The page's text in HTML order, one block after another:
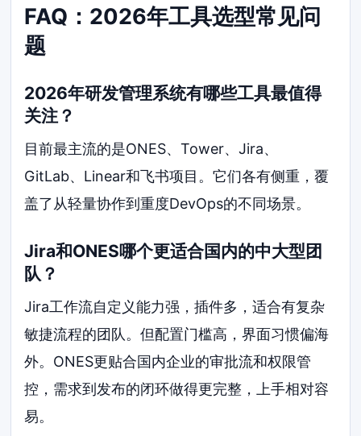
FAQ：2026年工具选型常见问
题
2026年研发管理系统有哪些工具最值得
关注？
目前最主流的是ONES、Tower、Jira、
GitLab、Linear和飞书项目。它们各有侧重，覆
盖了从轻量协作到重度DevOps的不同场景。
Jira和ONES哪个更适合国内的中大型团
队？
Jira工作流自定义能力强，插件多，适合有复杂
敏捷流程的团队。但配置门槛高，界面习惯偏海
外。ONES更贴合国内企业的审批流和权限管
控，需求到发布的闭环做得更完整，上手相对容
易。